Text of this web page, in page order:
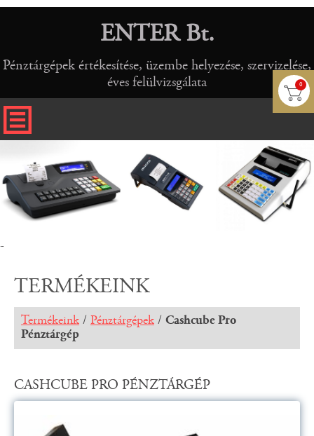
0
ENTER Bt.
Pénztárgépek értékesítése, üzembe helyezése, szervizelése,
éves felülvizsgálata
-
TERMÉKEINK
Termékeink / Pénztárgépek / Cashcube Pro
Pénztárgép
CASHCUBE PRO PÉNZTÁRGÉP